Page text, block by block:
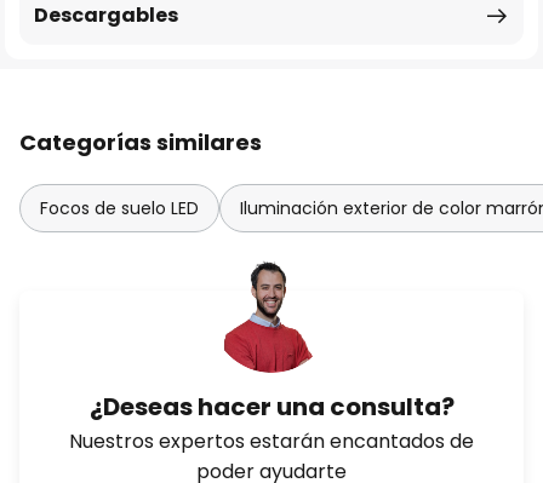
Descargables
Categorías similares
Focos de suelo LED Iluminación exterior de color
¿Deseas hacer una consulta?
Nuestros expertos estarán encantados de
poder ayudarte